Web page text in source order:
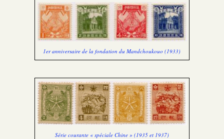
1er anniversaire de la fondation du Mandchoukouo (1933)
Série courante « spéciale Chine » (1935 et 1937)